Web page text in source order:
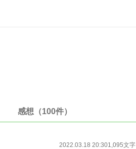
感想（100件）
2022.03.18 20:301,095文字